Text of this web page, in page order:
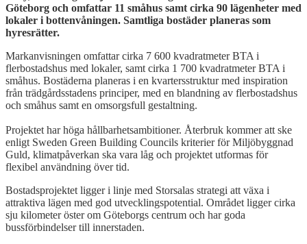
Göteborg och omfattar 11 småhus samt cirka 90 lägenheter med
lokaler i bottenvåningen. Samtliga bostäder planeras som
hyresrätter.
Markanvisningen omfattar cirka 7 600 kvadratmeter BTA i
flerbostadshus med lokaler, samt cirka 1 700 kvadratmeter BTA i
småhus. Bostäderna planeras i en kvartersstruktur med inspiration
från trädgårdsstadens principer, med en blandning av flerbostadshus
och småhus samt en omsorgsfull gestaltning.
Projektet har höga hållbarhetsambitioner. Återbruk kommer att ske
enligt Sweden Green Building Councils kriterier för Miljöbyggnad
Guld, klimatpåverkan ska vara låg och projektet utformas för
flexibel användning över tid.
Bostadsprojektet ligger i linje med Storsalas strategi att växa i
attraktiva lägen med god utvecklingspotential. Området ligger cirka
sju kilometer öster om Göteborgs centrum och har goda
bussförbindelser till innerstaden.